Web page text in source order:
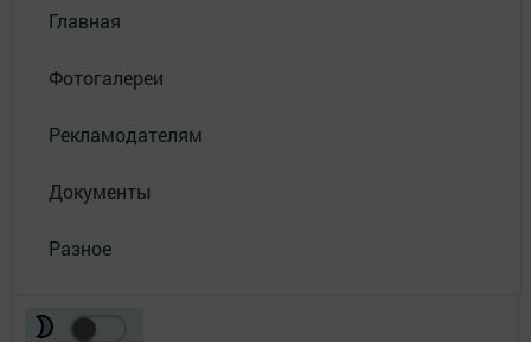
Главная
Фотогалереи
Рекламодателям
Документы
Разное